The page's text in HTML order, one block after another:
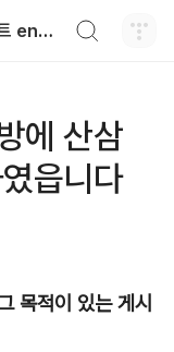
와일드진생WG엔터테인먼트 entertainment
에 산삼
읍니다
목적이 있는 게시